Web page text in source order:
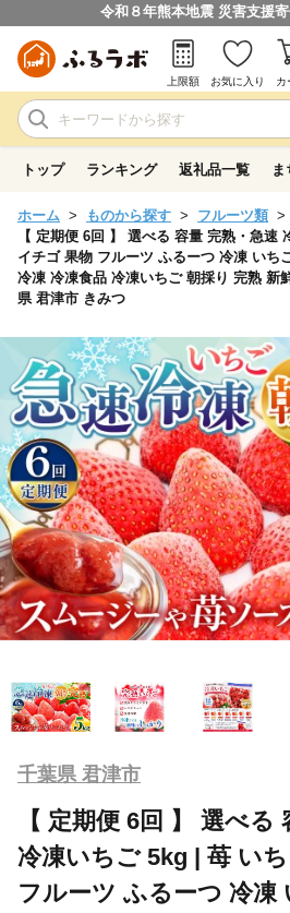
令和８年熊本地震 災害支援
上限額 お気に入り カ
トップ ランキング 返礼品一覧 ま
ホーム ものから探す フルーツ類
【 定期便 6回 】 選べる 容量 完熟・急速
イチゴ 果物 フルーツ ふるーつ 冷凍 いち
冷凍 冷凍食品 冷凍いちご 朝採り 完熟 新
県 君津市 きみつ
千葉県 君津市
【 定期便 6回 】 選べる
冷凍いちご 5kg | 苺 い
フルーツ ふるーつ 冷凍